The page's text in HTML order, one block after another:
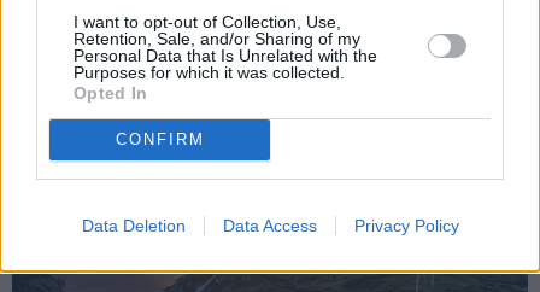
I want to opt-out of Collection, Use,
Retention, Sale, and/or Sharing of my
Personal Data that Is Unrelated with the
Purposes for which it was collected.
Opted In
CONFIRM
Data Deletion Data Access Privacy Policy
«Πράσινο Λάδι»: Γιορτάζει 15 χρόνια
λειτουργίας – Το app συλλογής οικιακού
τηγανελαίου πλέον και στη Θεσσαλονίκη